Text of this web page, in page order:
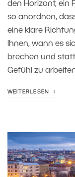
den Horizont, ein
so anordnen,
eine klare
Ihnen, wann es
brechen und
Gefühl zu
WEITERLESEN